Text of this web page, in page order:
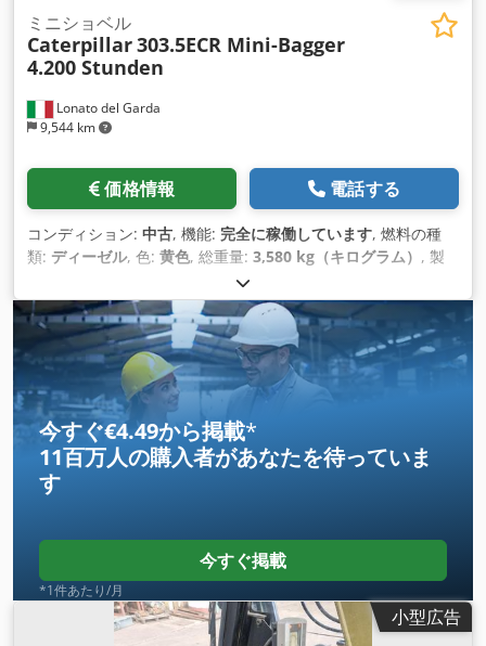
Lonato del Garda
9,544 km
ミニショベル
Caterpillar303.5ECR Mini-Bagger
4.200 Stunden
価格情報 電話する
コンディション: 中古, 機能: 完全に稼働しています, 燃料の種
類: ディーゼル, 色: 黄色, 総重量: 3,580 kg（キログラム） , 製
, 装備:
今すぐ€4.49から掲載*
11百万人の購入者があなたを待っていま
す
今すぐ掲載
*1件あたり/月
小型広告